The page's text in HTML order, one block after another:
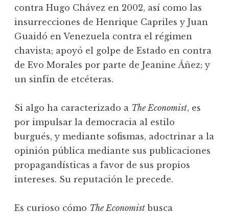
contra Hugo Chávez en 2002, así como las
insurrecciones de Henrique Capriles y Juan
Guaidó en Venezuela contra el régimen
chavista; apoyó el golpe de Estado en contra
de Evo Morales por parte de Jeanine Áñez; y
un sinfín de etcéteras.
Si algo ha caracterizado a The Economist, es
por impulsar la democracia al estilo
burgués, y mediante sofismas, adoctrinar a la
opinión pública mediante sus publicaciones
propagandísticas a favor de sus propios
intereses. Su reputación le precede.
Es curioso cómo The Economist busca